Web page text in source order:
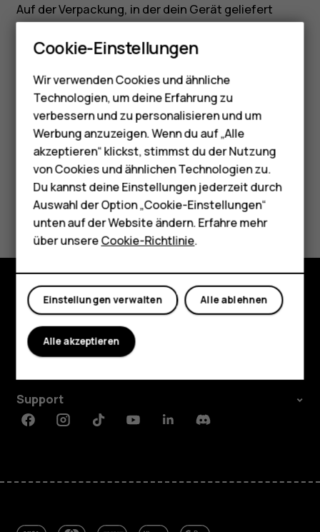
Smartphones
Feature Phones
Telefone für Senioren
Zubehör
HMD Terra M
Für Unternehmen
Tablets
Shop
Mein Konto
Auf der Verpackung, in der dein Gerät geliefert
wurde, sollte der Gerätename deutlich zu lesen
sein. Wenn du die Originalverpackung nicht hast,
klicke dann auf„Über das Telefon“.
Did you find this helpful?
Ja Nein
Shop
Über
Support
FacebookInstagramTiktokYoutubeLinkedinDiscord
Cookie-Einstellungen
Wir verwenden Cookies und ähnliche
Technologien, um deine Erfahrung zu
verbessern und zu personalisieren und um
Werbung anzuzeigen. Wenn du auf „Alle
akzeptieren“ klickst, stimmst du der Nutzung
von Cookies und ähnlichen Technologien zu.
Du kannst deine Einstellungen jederzeit durch
Auswahl der Option „Cookie-Einstellungen“
unten auf der Website ändern. Erfahre mehr
über unsereCookie-Richtlinie.
Alle ablehnen
Einstellungen verwalten
Alle akzeptieren